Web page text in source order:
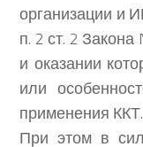
организации и
п. 2 ст. 2
и оказании
или
применения ККТ.
При этом в